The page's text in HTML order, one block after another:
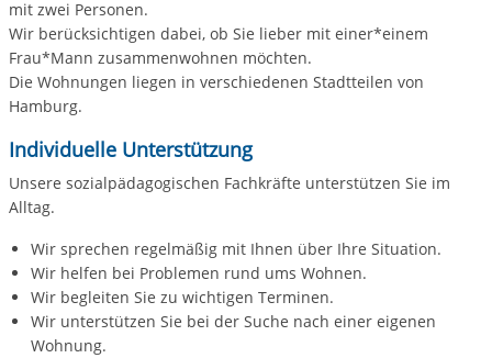
mit zwei Personen.
Wir berücksichtigen dabei, ob Sie lieber mit einer*einem
Frau*Mann zusammenwohnen möchten.
Die Wohnungen liegen in verschiedenen Stadtteilen von
Hamburg.
Individuelle Unterstützung
Unsere sozialpädagogischen Fachkräfte unterstützen Sie im
Alltag.
Wir sprechen regelmäßig mit Ihnen über Ihre Situation.
Wir helfen bei Problemen rund ums Wohnen.
Wir begleiten Sie zu wichtigen Terminen.
Wir unterstützen Sie bei der Suche nach einer eigenen
Wohnung.